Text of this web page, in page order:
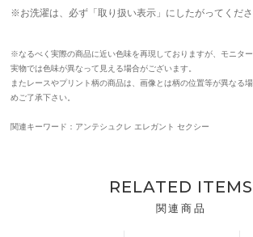
※お洗濯は、必ず「取り扱い表示」にしたがってくださ
※なるべく実際の商品に近い色味を再現しておりますが、モニタ
実物では色味が異なって見える場合がございます。
またレースやプリント柄の商品は、画像とは柄の位置等が異なる
めご了承下さい。
関連キーワード：アンテシュクレ エレガント セクシー
RELATED ITEMS
関連商品